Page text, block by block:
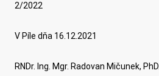
2/2022
V Píle dňa 16.12.2021
RNDr. Ing. Mgr. Radovan Mičunek, PhD.